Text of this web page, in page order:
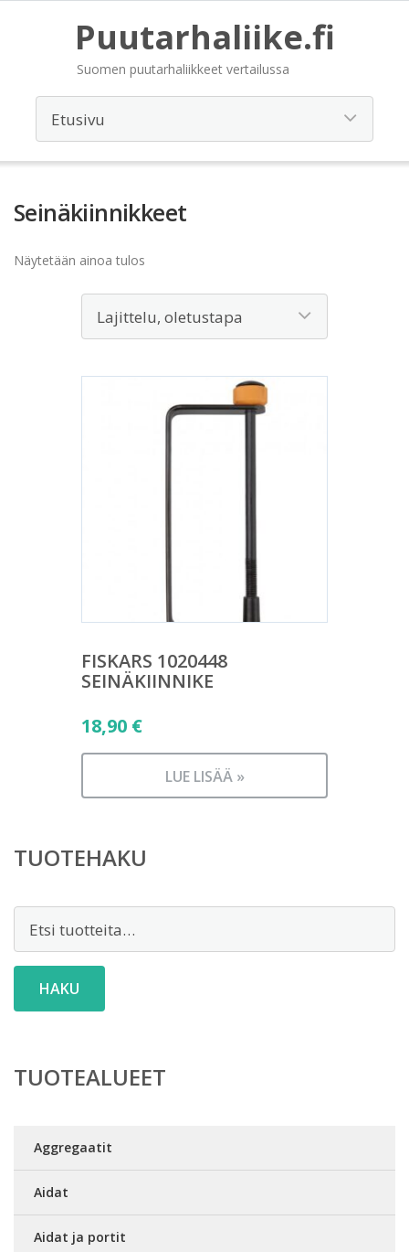
Puutarhaliike.fi
Suomen puutarhaliikkeet vertailussa
Seinäkiinnikkeet
Näytetään ainoa tulos
FISKARS 1020448
SEINÄKIINNIKE
18,90 €
LUE LISÄÄ »
TUOTEHAKU
HAKU
TUOTEALUEET
Aggregaatit
Aidat
Aidat ja portit